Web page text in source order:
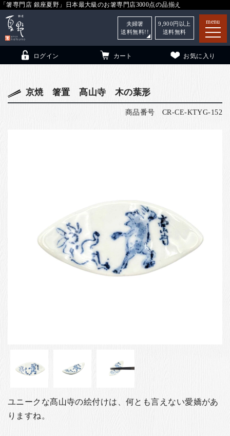
「箸専門店 銀座夏野」日本最大級のお箸専門店3000点の品揃え
menu
店舗紹介
ログイン カート お気に入り
夫婦箸
送料無料!!
9,900 円以上
送料無料
京焼 箸置 髙山寺 木の葉形
商品番号 CR-CE-KTYG-152
ユニークな髙山寺の絵付けは、何とも言えない愛嬌があ
りますね。